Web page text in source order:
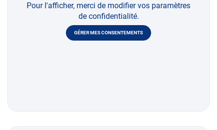
Pour l'afficher, merci de modifier vos paramètres
de confidentialité.
GÉRER MES CONSENTEMENTS